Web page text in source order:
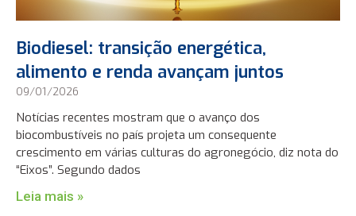
Biodiesel: transição energética,
alimento e renda avançam juntos
09/01/2026
Notícias recentes mostram que o avanço dos
biocombustíveis no país projeta um consequente
crescimento em várias culturas do agronegócio, diz nota do
“Eixos”. Segundo dados
Leia mais »